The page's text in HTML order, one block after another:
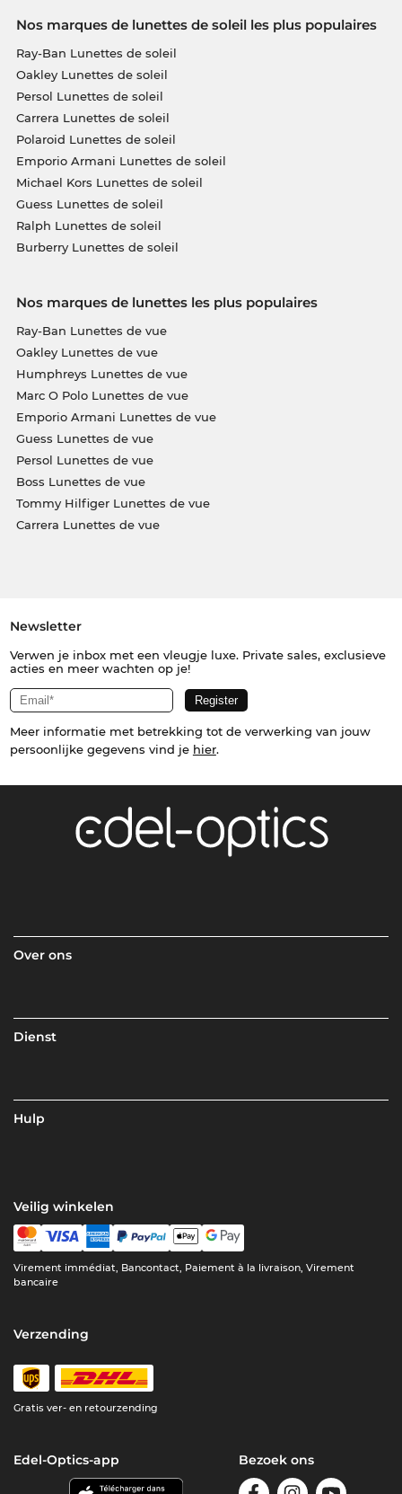
Nos marques de lunettes de soleil les plus populaires
Ray-Ban Lunettes de soleil
Oakley Lunettes de soleil
Persol Lunettes de soleil
Carrera Lunettes de soleil
Polaroid Lunettes de soleil
Emporio Armani Lunettes de soleil
Michael Kors Lunettes de soleil
Guess Lunettes de soleil
Ralph Lunettes de soleil
Burberry Lunettes de soleil
Nos marques de lunettes les plus populaires
Ray-Ban Lunettes de vue
Oakley Lunettes de vue
Humphreys Lunettes de vue
Marc O Polo Lunettes de vue
Emporio Armani Lunettes de vue
Guess Lunettes de vue
Persol Lunettes de vue
Boss Lunettes de vue
Tommy Hilfiger Lunettes de vue
Carrera Lunettes de vue
Newsletter
Verwen je inbox met een vleugje luxe. Private sales, exclusieve
acties en meer wachten op je!
Meer informatie met betrekking tot de verwerking van jouw
persoonlijke gegevens vind je hier.
Over ons
Dienst
Hulp
Veilig winkelen
Virement immédiat, Bancontact, Paiement à la livraison, Virement
bancaire
Verzending
Gratis ver- en retourzending
Edel-Optics-app Bezoek ons